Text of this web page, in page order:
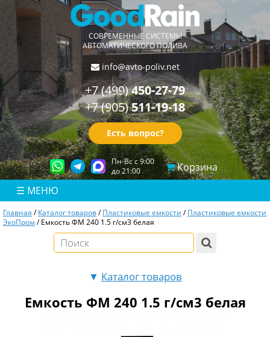
СОВРЕМЕННЫЕ СИСТЕМЫ
АВТОМАТИЧЕСКОГО ПОЛИВА
info@avto-poliv.net
+7 (499)450-27-79
+7 (905)511-19-18
Есть вопрос?
Пн-Вс с 9:00
до 21:00
Корзина
☰ МЕНЮ
Главная /Каталог товаров/Пластиковые емкости /Пластиковые емкости
ЭкоПром /Емкость ФМ 240 1.5 г/см3 белая
▼ Каталог товаров
Емкость ФМ 240 1.5 г/см3 белая